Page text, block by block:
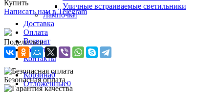
Уличные встраиваемые светильники
Лампочки
Доставка
Оплата
Возврат
Гарантия
Контакты
Корзина0
Отложенные0
Купить
Написать нам в Telegram
Поделиться
Безопасная оплата